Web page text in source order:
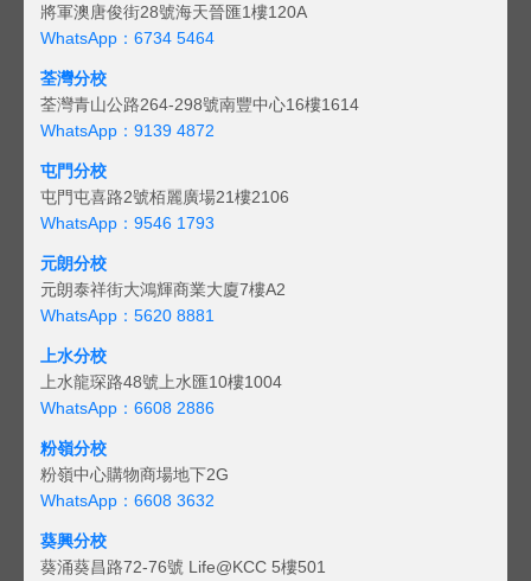
將軍澳唐俊街28號海天晉匯1樓120A
WhatsApp：6734 5464
荃灣分校
荃灣青山公路264-298號南豐中心16樓1614
WhatsApp：9139 4872
屯門分校
屯門屯喜路2號栢麗廣場21樓2106
WhatsApp：9546 1793
元朗分校
元朗泰祥街大鴻輝商業大廈7樓A2
WhatsApp：5620 8881
上水分校
上水龍琛路48號上水匯10樓1004
WhatsApp：6608 2886
粉嶺分校
粉嶺中心購物商場地下2G
WhatsApp：6608 3632
葵興分校
葵涌葵昌路72-76號 Life@KCC 5樓501